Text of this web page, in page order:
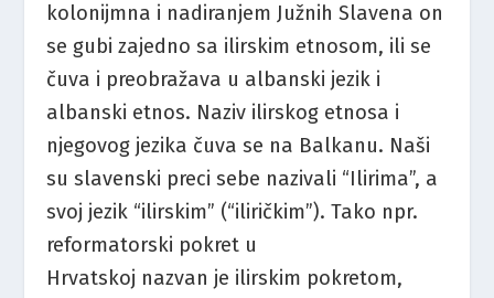
kolonijmna i nadiranjem Južnih Slavena on
se gubi zajedno sa ilirskim etnosom, ili se
čuva i preobražava u albanski jezik i
albanski etnos. Naziv ilirskog etnosa i
njegovog jezika čuva se na Balkanu. Naši
su slavenski preci sebe nazivali “Ilirima”, a
svoj jezik “ilirskim” (“iliričkim”). Tako npr.
reformatorski pokret u
Hrvatskoj nazvan je ilirskim pokretom,